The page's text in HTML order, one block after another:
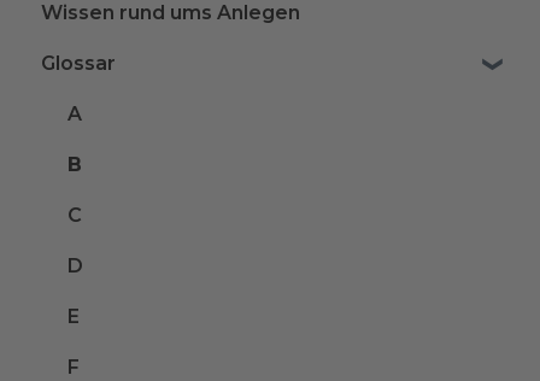
Wissen rund ums Anlegen
Glossar
A
B
C
D
E
F